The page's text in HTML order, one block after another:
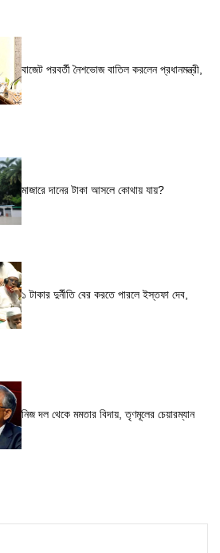
বাজেট পরবর্তী নৈশভোজ বাতিল করলেন প্রধানমন্ত্রী,
মাজারে দানের টাকা আসলে কোথায় যায়?
১ টাকার দুর্নীতি বের করতে পারলে ইস্তফা দেব,
নিজ দল থেকে মমতার বিদায়, তৃণমূলের চেয়ারম্যান